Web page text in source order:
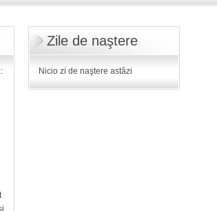
Zile de naştere
Nicio zi de naştere astăzi